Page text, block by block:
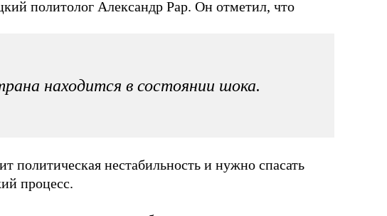
политолог Александр Рар. Он отметил, что
находится в состоянии шока.
политическая нестабильность и нужно спасать
процесс.